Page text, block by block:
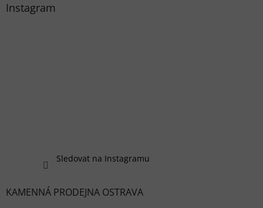
Instagram
Sledovat na Instagramu
KAMENNÁ PRODEJNA OSTRAVA